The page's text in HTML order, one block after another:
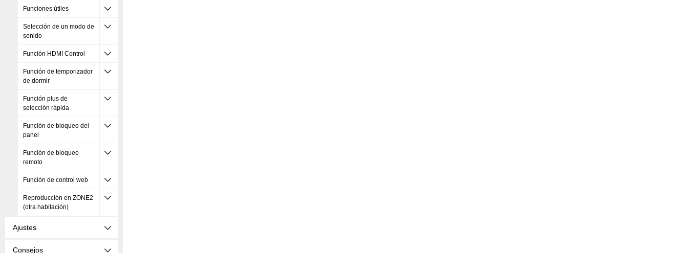
Funciones útiles
Selección de un modo de
sonido
Función HDMI Control
Función de temporizador
de dormir
Función plus de
selección rápida
Función de bloqueo del
panel
Función de bloqueo
remoto
Función de control web
Reproducción en ZONE2
(otra habitación)
Ajustes
Consejos